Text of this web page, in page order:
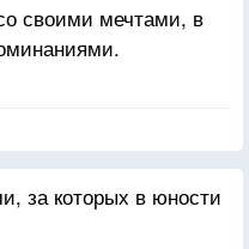
своими мечтами, в
за которых в юности